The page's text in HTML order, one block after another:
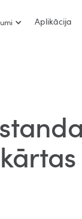
Aplikācija